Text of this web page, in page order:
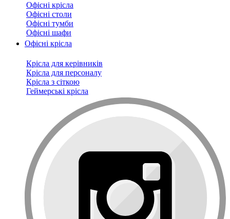
Офісні крісла
Офісні столи
Офісні тумби
Офісні шафи
Офісні крісла
Крісла для керівників
Крісла для персоналу
Крісла з сіткою
Геймерські крісла